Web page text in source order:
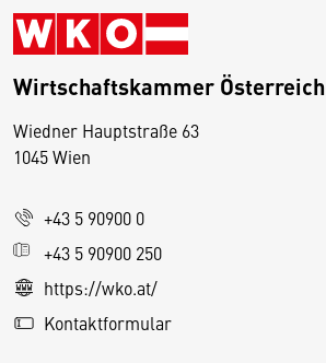
Wirtschaftskammer Österreich
Wiedner Hauptstraße 63
1045 Wien
+43 5 90900 0
+43 5 90900 250
https://wko.at/
Kontaktformular
D
s
e
S
e